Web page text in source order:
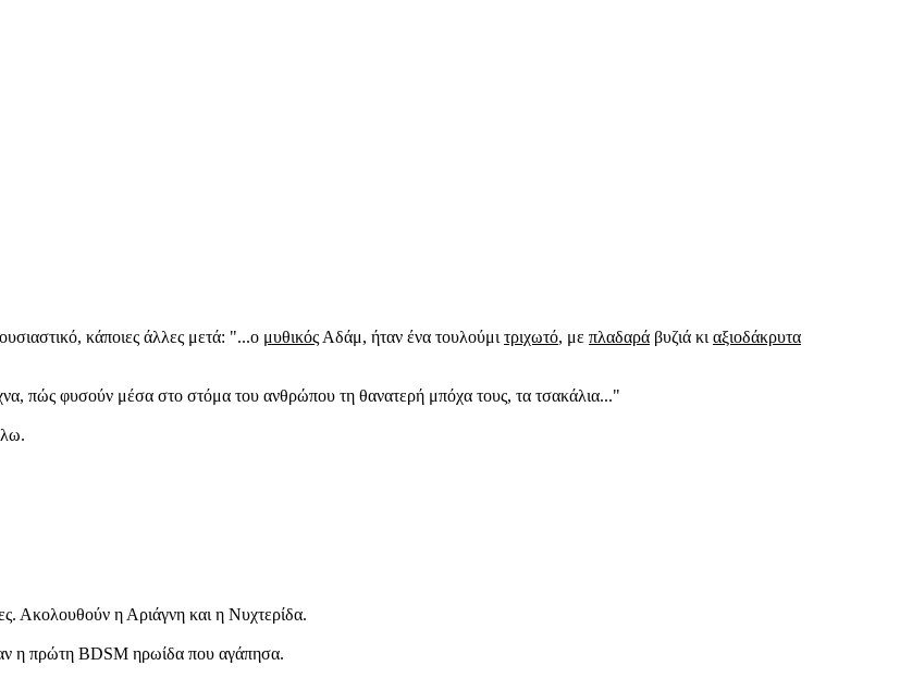
κάποιες άλλες μετά: "...ο μυθικός Αδάμ, ήταν ένα τουλούμι τριχωτό, με πλαδαρά βυζιά κι αξιοδάκρυτα
πώς φυσούν μέσα στο στόμα του ανθρώπου τη θανατερή μπόχα τους, τα τσακάλια..."
Ακολουθούν η Αριάγνη και η Νυχτερίδα.
η πρώτη BDSM ηρωίδα που αγάπησα.